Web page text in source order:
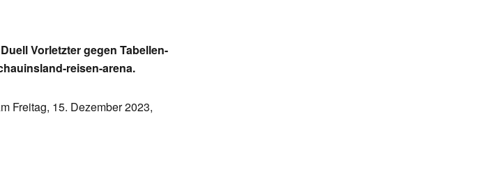
Vorletzter gegen Tabellen-
reisen-arena.
Freitag, 15. Dezember 2023,